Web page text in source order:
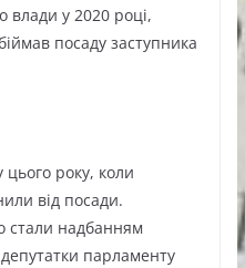
влади у 2020 році,
посаду заступника
цього року, коли
від посади.
стали надбанням
депутатки парламенту